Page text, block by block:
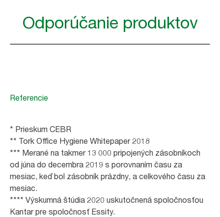
Odporúčanie produktov
Referencie
* Prieskum CEBR
** Tork Office Hygiene Whitepaper 2018
*** Merané na takmer 13 000 pripojených zásobníkoch
od júna do decembra 2019 s porovnaním času za
mesiac, keď bol zásobník prázdny, a celkového času za
mesiac.
**** Výskumná štúdia 2020 uskutočnená spoločnosťou
Kantar pre spoločnosť Essity.